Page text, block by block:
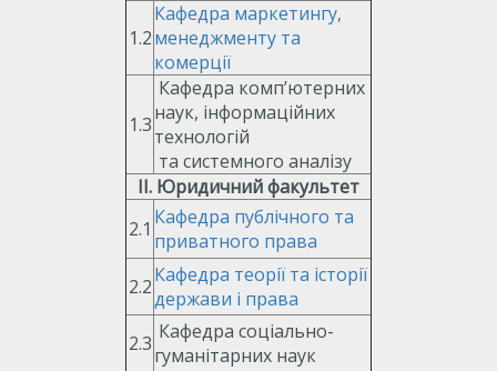
1.2
Кафедра маркетингу,
менеджменту та
комерції
1.3
Кафедра комп’ютерних
наук, інформаційних
технологій
та системного аналізу
ІІ. Юридичний факультет
2.1 Кафедра публічного та
приватного права
2.2Кафедра теорії та історії
держави і права
2.3 Кафедра соціально-
гуманітарних наук